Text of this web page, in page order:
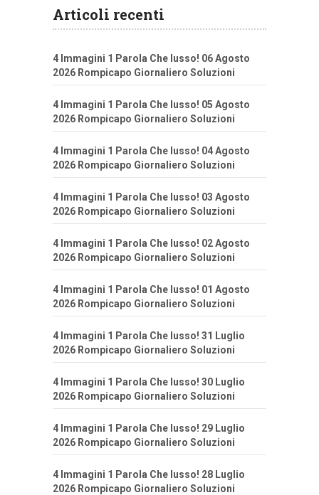
Articoli recenti
4 Immagini 1 Parola Che lusso! 06 Agosto
2026 Rompicapo Giornaliero Soluzioni
4 Immagini 1 Parola Che lusso! 05 Agosto
2026 Rompicapo Giornaliero Soluzioni
4 Immagini 1 Parola Che lusso! 04 Agosto
2026 Rompicapo Giornaliero Soluzioni
4 Immagini 1 Parola Che lusso! 03 Agosto
2026 Rompicapo Giornaliero Soluzioni
4 Immagini 1 Parola Che lusso! 02 Agosto
2026 Rompicapo Giornaliero Soluzioni
4 Immagini 1 Parola Che lusso! 01 Agosto
2026 Rompicapo Giornaliero Soluzioni
4 Immagini 1 Parola Che lusso! 31 Luglio
2026 Rompicapo Giornaliero Soluzioni
4 Immagini 1 Parola Che lusso! 30 Luglio
2026 Rompicapo Giornaliero Soluzioni
4 Immagini 1 Parola Che lusso! 29 Luglio
2026 Rompicapo Giornaliero Soluzioni
4 Immagini 1 Parola Che lusso! 28 Luglio
2026 Rompicapo Giornaliero Soluzioni